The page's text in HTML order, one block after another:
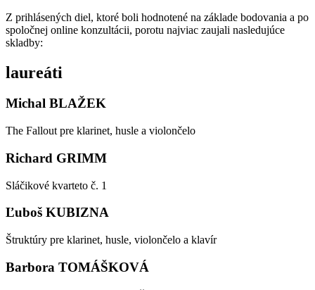
Z prihlásených diel, ktoré boli hodnotené na základe bodovania a po
spoločnej online konzultácii, porotu najviac zaujali nasledujúce
skladby:
laureáti
Michal BLAŽEK
The Fallout pre klarinet, husle a violončelo
Richard GRIMM
Sláčikové kvarteto č. 1
Ľuboš KUBIZNA
Štruktúry pre klarinet, husle, violončelo a klavír
Barbora TOMÁŠKOVÁ